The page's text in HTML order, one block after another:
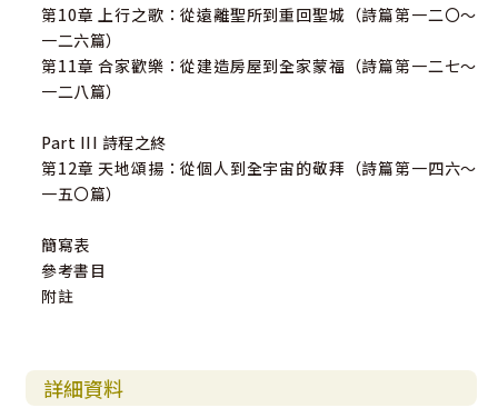
第10章 上行之歌：從遠離聖所到重回聖城（詩篇第一二〇～
一二六篇）
第11章 合家歡樂：從建造房屋到全家蒙福（詩篇第一二七～
一二八篇）
Part III 詩程之終
第12章 天地頌揚：從個人到全宇宙的敬拜（詩篇第一四六～
一五〇篇）
簡寫表
參考書目
附註
詳細資料